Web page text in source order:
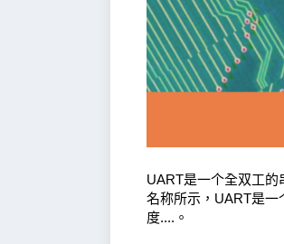
UART是一个全双工
名称所示，UART是一
度....。